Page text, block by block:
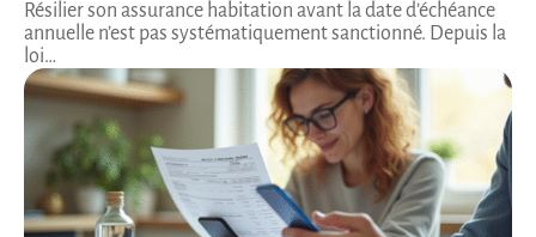
Résilier son assurance habitation avant la date d’échéance
annuelle n’est pas systématiquement sanctionné. Depuis la
loi…